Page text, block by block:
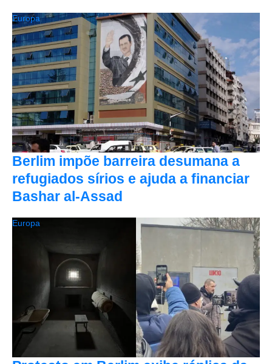
Berlim impõe barreira desumana a
refugiados sírios e ajuda a financiar
Bashar al-Assad
Europa
Europa